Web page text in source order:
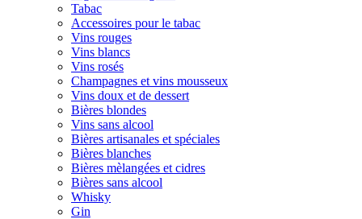
Tabac
Accessoires pour le tabac
Vins rouges
Vins blancs
Vins rosés
Champagnes et vins mousseux
Vins doux et de dessert
Bières blondes
Vins sans alcool
Bières artisanales et spéciales
Bières blanches
Bières mèlangées et cidres
Bières sans alcool
Whisky
Gin